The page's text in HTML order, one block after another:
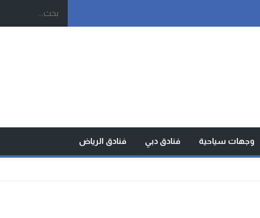
وجهات سياحية فنادق دبي فنادق الرياض